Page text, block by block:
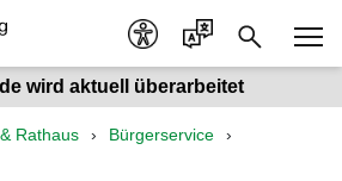
wird aktuell überarbeitet
Rathaus
Bürgerservice